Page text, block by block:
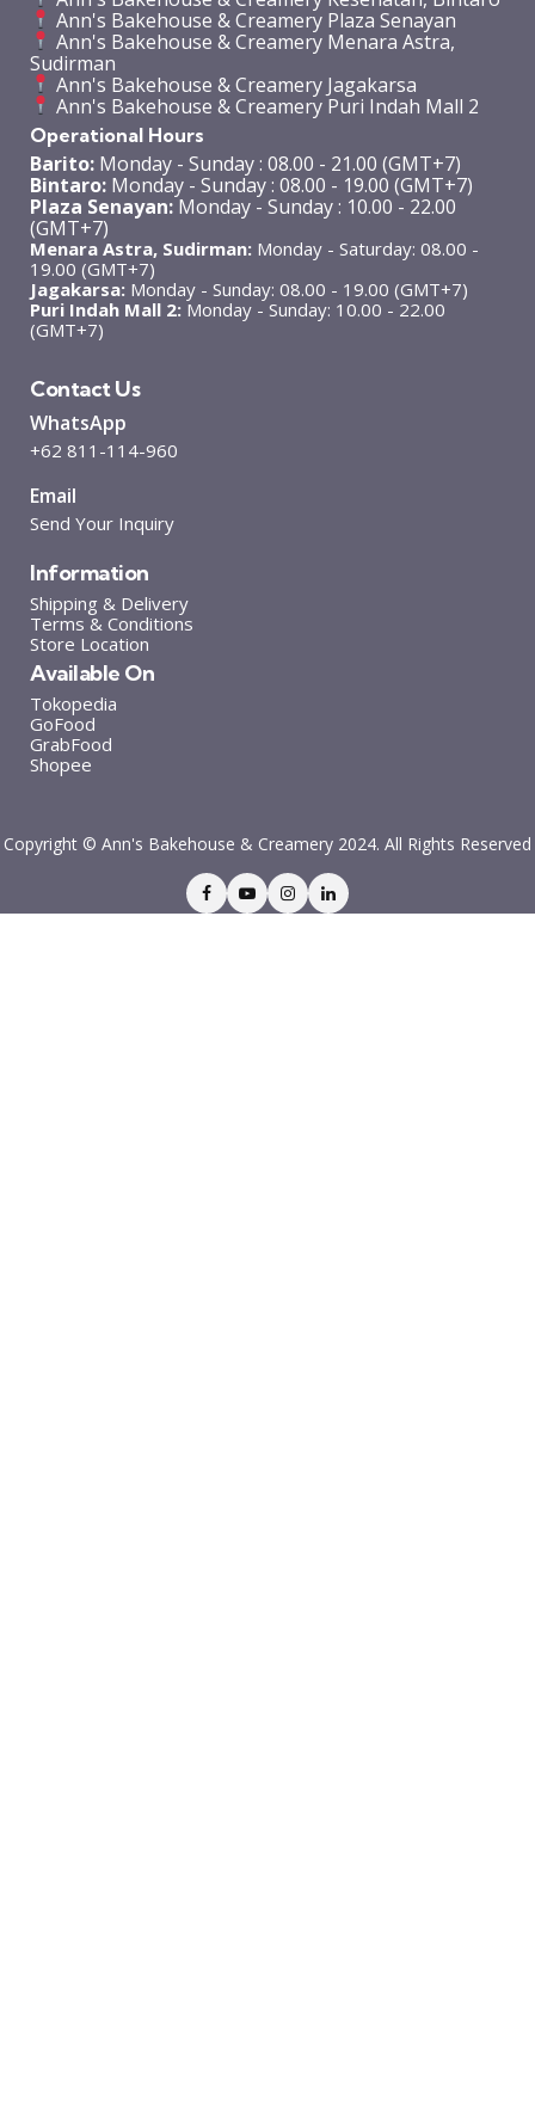
Ann's Bakehouse & Creamery Plaza Senayan
Ann's Bakehouse & Creamery Menara Astra,
Sudirman
Ann's Bakehouse & Creamery Jagakarsa
Ann's Bakehouse & Creamery Puri Indah Mall 2
Operational Hours
Barito: Monday - Sunday : 08.00 - 21.00 (GMT+7)
Bintaro: Monday - Sunday : 08.00 - 19.00 (GMT+7)
Plaza Senayan:Monday - Sunday : 10.00 - 22.00
(GMT+7)
Menara Astra, Sudirman: Monday - Saturday: 08.00 -
19.00 (GMT+7)
Jagakarsa: Monday - Sunday: 08.00 - 19.00 (GMT+7)
Puri Indah Mall 2: Monday - Sunday: 10.00 - 22.00
(GMT+7)
Contact Us
WhatsApp
+62 811-114-960
Email
Send Your Inquiry
Information
Shipping & Delivery
Terms & Conditions
Store Location
Available On
Tokopedia
GoFood
GrabFood
Shopee
Copyright © Ann's Bakehouse & Creamery 2024. All Rights Reserved